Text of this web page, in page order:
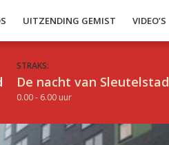
UITZENDING GEMIST VIDEO’S
STRAKS:
De nacht van Sleutelstad
0.00 - 6.00 uur